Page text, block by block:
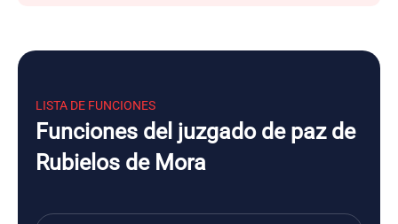
LISTA DE FUNCIONES
Funciones del juzgado de paz de
Rubielos de Mora